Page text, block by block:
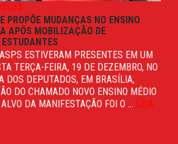
2023
PROPÕE MUDANÇAS NO ENSINO
APÓS MOBILIZAÇÃO DE
ESTIVERAM PRESENTES EM UM
TERÇA-FEIRA, 19 DE DEZEMBRO, NO
DOS DEPUTADOS, EM BRASÍLIA,
DO CHAMADO NOVO ENSINO MÉDIO
DA MANIFESTAÇÃO FOI O ... LEIA